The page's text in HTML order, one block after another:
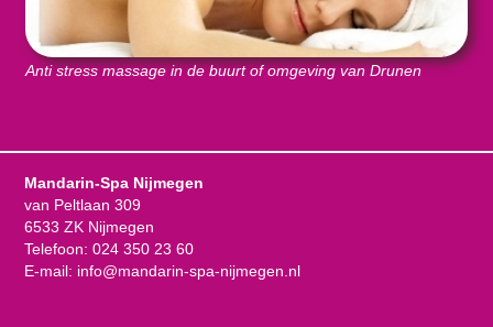
Anti stress massage in de buurt of omgeving van Drunen
Mandarin-Spa Nijmegen
van Peltlaan 309
6533 ZK Nijmegen
Telefoon: 024 350 23 60
E-mail: info@mandarin-spa-nijmegen.nl